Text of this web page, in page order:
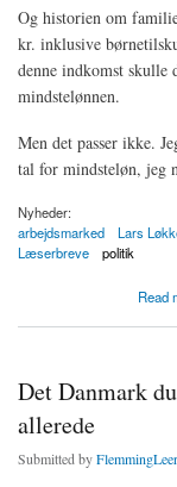
Og historien om
kr. inklusive
denne indkomst skulle
mindstelønnen.
Men det passer ikke.
tal for mindsteløn, jeg
Nyheder:
arbejdsmarked
Lars
Læserbreve
politik
Read
about OK
Det Danmark
allerede
Submitted byFlemmingLeer